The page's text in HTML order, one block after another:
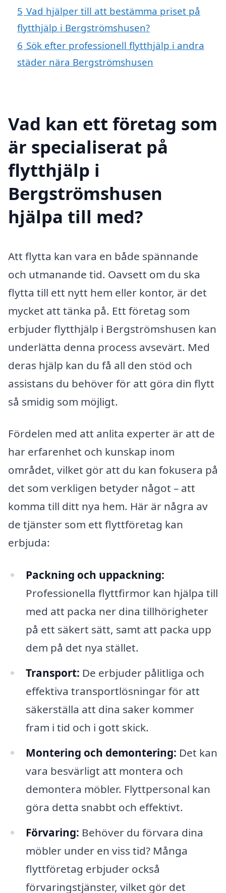
5 Vad hjälper till att bestämma priset på
flytthjälp i Bergströmshusen?
6 Sök efter professionell flytthjälp i andra
städer nära Bergströmshusen
Vad kan ett företag som
är specialiserat på
flytthjälp i
Bergströmshusen
hjälpa till med?
Att flytta kan vara en både spännande
och utmanande tid. Oavsett om du ska
flytta till ett nytt hem eller kontor, är det
mycket att tänka på. Ett företag som
erbjuder flytthjälp i Bergströmshusen kan
underlätta denna process avsevärt. Med
deras hjälp kan du få all den stöd och
assistans du behöver för att göra din flytt
så smidig som möjligt.
Fördelen med att anlita experter är att de
har erfarenhet och kunskap inom
området, vilket gör att du kan fokusera på
det som verkligen betyder något – att
komma till ditt nya hem. Här är några av
de tjänster som ett flyttföretag kan
erbjuda:
Packning och uppackning:
Professionella flyttfirmor kan hjälpa till
med att packa ner dina tillhörigheter
på ett säkert sätt, samt att packa upp
dem på det nya stället.
Transport: De erbjuder pålitliga och
effektiva transportlösningar för att
säkerställa att dina saker kommer
fram i tid och i gott skick.
Montering och demontering: Det kan
vara besvärligt att montera och
demontera möbler. Flyttpersonal kan
göra detta snabbt och effektivt.
Förvaring: Behöver du förvara dina
möbler under en viss tid? Många
flyttföretag erbjuder också
förvaringstjänster, vilket gör det